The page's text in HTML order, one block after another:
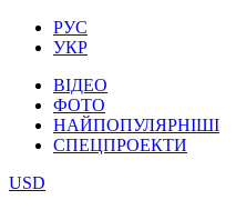
РУС
УКР
ВІДЕО
ФОТО
НАЙПОПУЛЯРНІШІ
СПЕЦПРОЕКТИ
USD